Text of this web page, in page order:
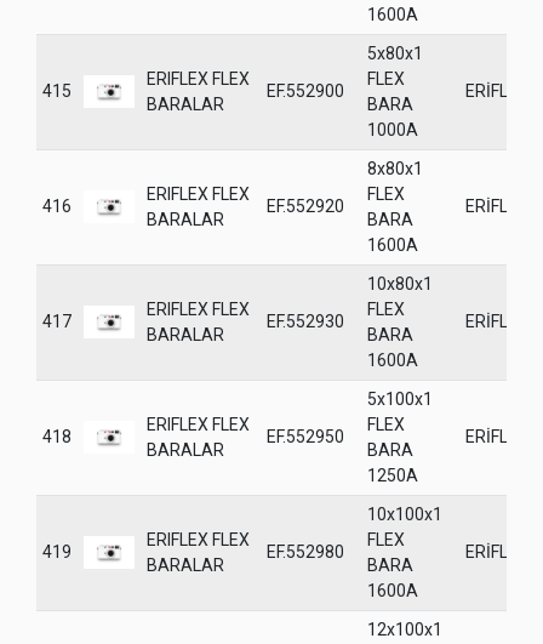
1600A
415
ERIFLEX FLEX
BARALAR
EF.552900
5x80x1
FLEX
BARA
1000A
ERİFLEX
416
ERIFLEX FLEX
BARALAR
EF.552920
8x80x1
FLEX
BARA
1600A
ERİFLEX
417
ERIFLEX FLEX
BARALAR
EF.552930
10x80x1
FLEX
BARA
1600A
ERİFLEX
418
ERIFLEX FLEX
BARALAR
EF.552950
5x100x1
FLEX
BARA
1250A
ERİFLEX
419
ERIFLEX FLEX
BARALAR
EF.552980
10x100x1
FLEX
BARA
1600A
ERİFLEX
12x100x1